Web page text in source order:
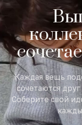
Каждая вещь
сочетаются
Соберите свой